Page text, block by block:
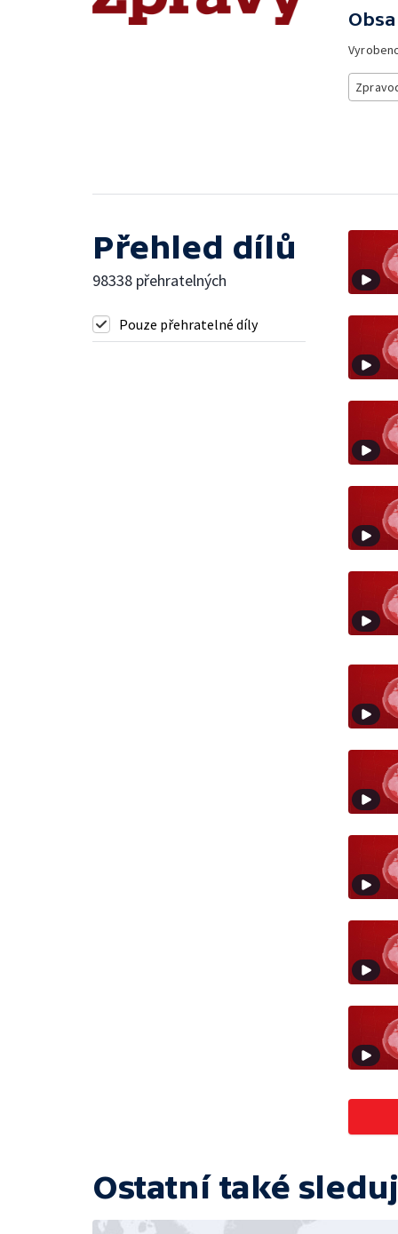
Přehled dílů
98338 přehratelných
Pouze přehratelné díly
Ostatní také